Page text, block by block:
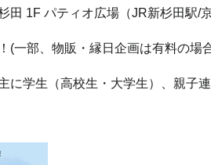
田 1F パティオ広場（JR新杉田駅/
(一部、物販・縁日企画は有料の場
に学生（高校生・大学生）、親子
準じま
届け予
定: オン
交流
2025年
8月～9
体様へ:
イベン
場するZ
世代や
リー